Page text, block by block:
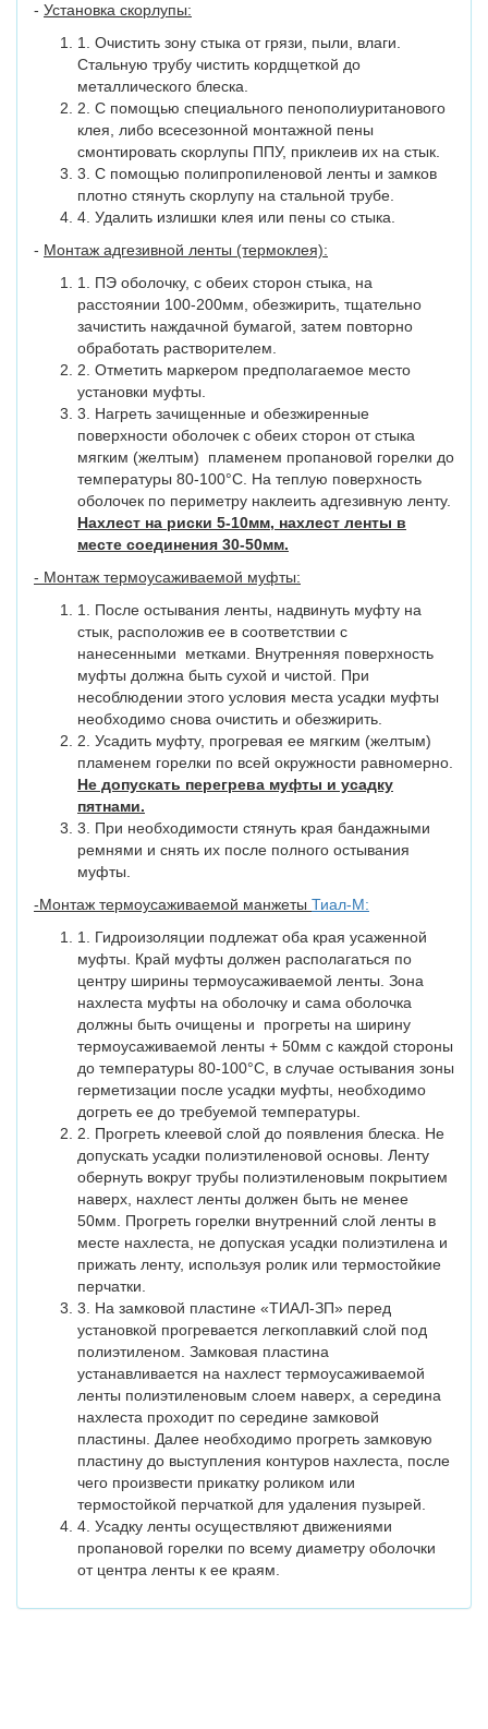
- Установка скорлупы:
1. Очистить зону стыка от грязи, пыли, влаги.
Стальную трубу чистить кордщеткой до
металлического блеска.
2. С помощью специального пенополиуританового
клея, либо всесезонной монтажной пены
смонтировать скорлупы ППУ, приклеив их на стык.
3. С помощью полипропиленовой ленты и замков
плотно стянуть скорлупу на стальной трубе.
4. Удалить излишки клея или пены со стыка.
- Монтаж адгезивной ленты (термоклея):
1. ПЭ оболочку, с обеих сторон стыка, на
расстоянии 100-200мм, обезжирить, тщательно
зачистить наждачной бумагой, затем повторно
обработать растворителем.
2. Отметить маркером предполагаемое место
установки муфты.
3. Нагреть зачищенные и обезжиренные
поверхности оболочек с обеих сторон от стыка
мягким (желтым) пламенем пропановой горелки до
температуры 80-100°С. На теплую поверхность
оболочек по периметру наклеить адгезивную ленту.
Нахлест на риски 5-10мм, нахлест ленты в
месте соединения 30-50мм.
- Монтаж термоусаживаемой муфты:
1. После остывания ленты, надвинуть муфту на
стык, расположив ее в соответствии с
нанесенными метками. Внутренняя поверхность
муфты должна быть сухой и чистой. При
несоблюдении этого условия места усадки муфты
необходимо снова очистить и обезжирить.
2. Усадить муфту, прогревая ее мягким (желтым)
пламенем горелки по всей окружности равномерно.
Не допускать перегрева муфты и усадку
пятнами.
3. При необходимости стянуть края бандажными
ремнями и снять их после полного остывания
муфты.
-Монтаж термоусаживаемой манжеты Тиал-М:
1. Гидроизоляции подлежат оба края усаженной
муфты. Край муфты должен располагаться по
центру ширины термоусаживаемой ленты. Зона
нахлеста муфты на оболочку и сама оболочка
должны быть очищены и прогреты на ширину
термоусаживаемой ленты + 50мм с каждой стороны
до температуры 80-100°С, в случае остывания зоны
герметизации после усадки муфты, необходимо
догреть ее до требуемой температуры.
2. Прогреть клеевой слой до появления блеска. Не
допускать усадки полиэтиленовой основы. Ленту
обернуть вокруг трубы полиэтиленовым покрытием
наверх, нахлест ленты должен быть не менее
50мм. Прогреть горелки внутренний слой ленты в
месте нахлеста, не допуская усадки полиэтилена и
прижать ленту, используя ролик или термостойкие
перчатки.
3. На замковой пластине «ТИАЛ-ЗП» перед
установкой прогревается легкоплавкий слой под
полиэтиленом. Замковая пластина
устанавливается на нахлест термоусаживаемой
ленты полиэтиленовым слоем наверх, а середина
нахлеста проходит по середине замковой
пластины. Далее необходимо прогреть замковую
пластину до выступления контуров нахлеста, после
чего произвести прикатку роликом или
термостойкой перчаткой для удаления пузырей.
4. Усадку ленты осуществляют движениями
пропановой горелки по всему диаметру оболочки
от центра ленты к ее краям.